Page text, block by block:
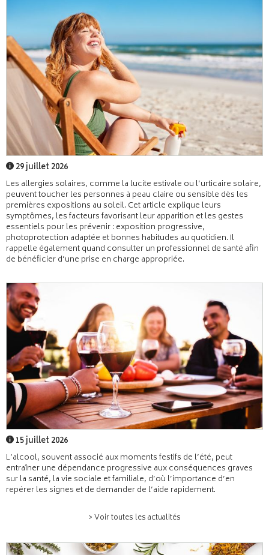
29 juillet 2026
Les allergies solaires, comme la lucite estivale ou l’urticaire solaire,
peuvent toucher les personnes à peau claire ou sensible dès les
premières expositions au soleil. Cet article explique leurs
symptômes, les facteurs favorisant leur apparition et les gestes
essentiels pour les prévenir : exposition progressive,
photoprotection adaptée et bonnes habitudes au quotidien. Il
rappelle également quand consulter un professionnel de santé afin
de bénéficier d’une prise en charge appropriée.
15 juillet 2026
L’alcool, souvent associé aux moments festifs de l’été, peut
entraîner une dépendance progressive aux conséquences graves
sur la santé, la vie sociale et familiale, d’où l’importance d’en
repérer les signes et de demander de l’aide rapidement.
> Voir toutes les actualités